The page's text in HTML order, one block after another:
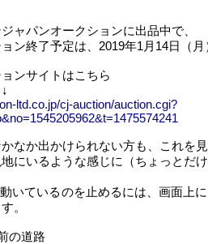
ャパンオークションに出品中で、
ン終了予定は、2019年1月14日（
ンサイトはこちら
ltd.co.jp/cj-auction/auction.cgi?
なか出かけられない方も、これを
地にいるような感じに（ちょっとだ
いているのを止めるには、画面上
。
の道路